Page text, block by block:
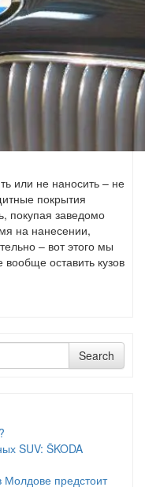
или не наносить – не
покрытия
покупая заведомо
на нанесении,
– вот этого мы
оставить кузов
Search
SUV: ŠKODA
предстоит